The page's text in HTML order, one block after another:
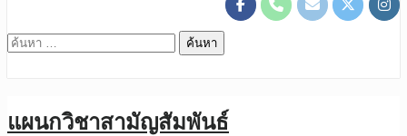
ค้นหา
แผนกวิชาสามัญสัมพันธ์